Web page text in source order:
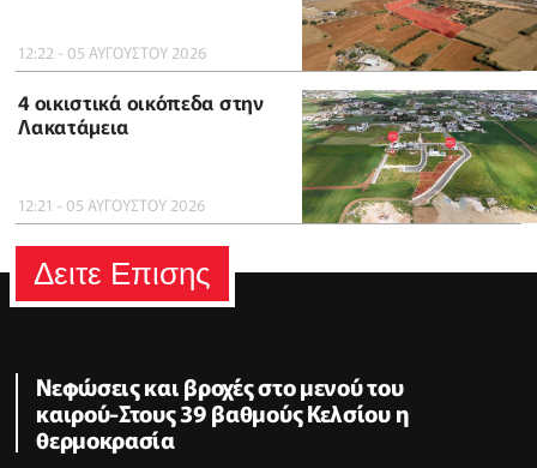
12:22 - 05 ΑΥΓΟΥΣΤΟΥ 2026
4 οικιστικά οικόπεδα στην
Λακατάμεια
12:21 - 05 ΑΥΓΟΥΣΤΟΥ 2026
Δειτε Επισης
Νεφώσεις και βροχές στο μενού του
καιρού-Στους 39 βαθμούς Κελσίου η
θερμοκρασία